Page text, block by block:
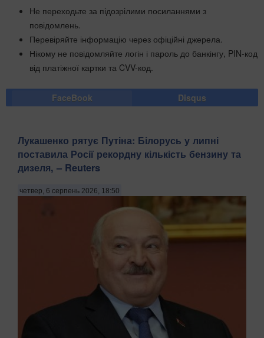
Не переходьте за підозрілими посиланнями з
повідомлень.
Перевіряйте інформацію через офіційні джерела.
Нікому не повідомляйте логін і пароль до банкінгу, PIN-код
від платіжної картки та CVV-код.
FaceBook Disqus
Лукашенко рятує Путіна: Білорусь у липні
поставила Росії рекордну кількість бензину та
дизеля, – Reuters
четвер, 6 серпень 2026, 18:50